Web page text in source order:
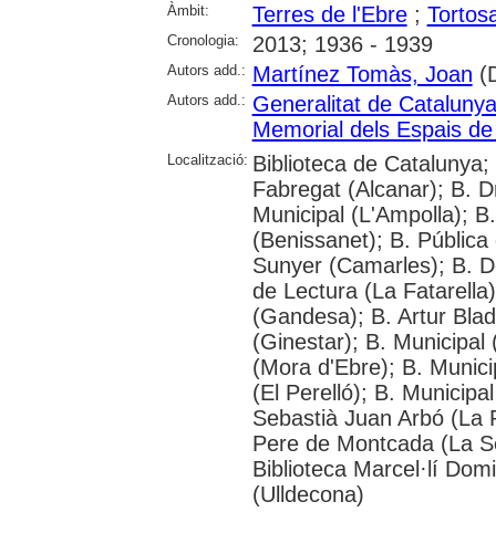
Àmbit:
Terres de l'Ebre;
Cronologia: 2013; 1936 - 1939
Autors add.: Martínez Tomàs, Joan
Autors add.: Generalitat de Catalunya
Memorial dels Espais
Localització: Biblioteca de
Fabregat (Alcanar); B.
Municipal (L'Ampolla);
(Benissanet); B.
Sunyer (Camarles); B.
de Lectura (La
(Gandesa); B. Artur
(Ginestar); B. Municipal
(Mora d'Ebre); B.
(El Perelló); B.
Sebastià Juan Arbó (La
Pere de Montcada (La
Biblioteca Marcel·lí
(Ulldecona)